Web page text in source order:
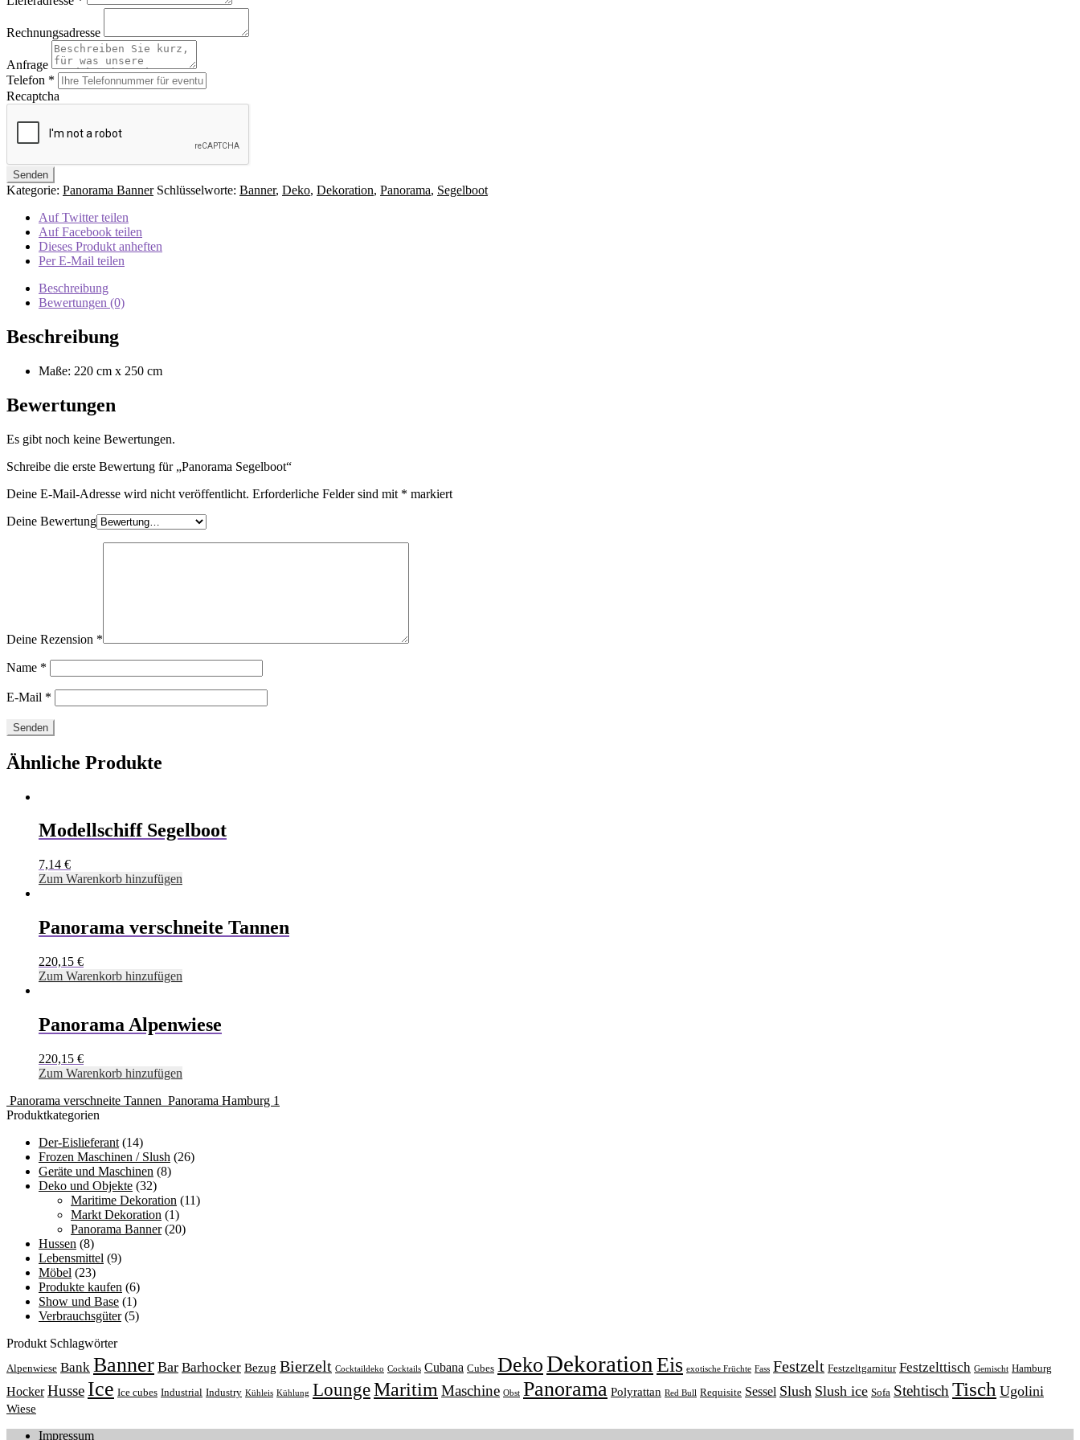
Rechnungsadresse
Anfrage
Telefon *
Recaptcha
Kategorie: Panorama Banner Schlüsselworte: Banner, Deko, Dekoration, Panorama, Segelboot
Auf Twitter teilen
Auf Facebook teilen
Dieses Produkt anheften
Per E-Mail teilen
Beschreibung
Bewertungen (0)
Beschreibung
Maße: 220 cm x 250 cm
Bewertungen
Es gibt noch keine Bewertungen.
Schreibe die erste Bewertung für „Panorama Segelboot“
Deine E-Mail-Adresse wird nicht veröffentlicht. Erforderliche Felder sind mit * markiert
Deine Bewertung
Deine Rezension *
Name *
E-Mail *
Ähnliche Produkte
Modellschiff Segelboot
7,14 €
Zum Warenkorb hinzufügen
Panorama verschneite Tannen
220,15 €
Zum Warenkorb hinzufügen
Panorama Alpenwiese
220,15 €
Zum Warenkorb hinzufügen
Panorama verschneite Tannen Panorama Hamburg 1
Produktkategorien
Der-Eislieferant (14)
Frozen Maschinen / Slush (26)
Geräte und Maschinen (8)
Deko und Objekte (32)
Maritime Dekoration (11)
Markt Dekoration (1)
Panorama Banner (20)
Hussen (8)
Lebensmittel (9)
Möbel (23)
Produkte kaufen (6)
Show und Base (1)
Verbrauchsgüter (5)
Produkt Schlagwörter
Alpenwiese Bank Banner Bar Barhocker Bezug Bierzelt Cocktaildeko Cocktails Cubana Cubes DekoDekoration Eis exotische Früchte Fass Festzelt Festzeltgarnitur Festzelttisch Gemischt Hamburg
Hocker Husse Ice Ice cubes Industrial Industry Kühleis Kühlung LoungeMaritim Maschine Obst Panorama Polyrattan Red Bull Requisite Sessel Slush Slush ice Sofa Stehtisch Tisch Ugolini
Wiese
Impressum